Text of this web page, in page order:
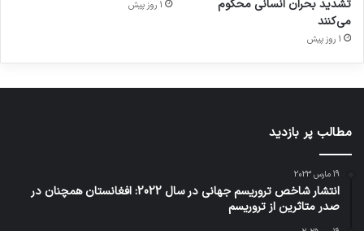
تشدید بحران انسانی محکوم
می‌کنند
1 روز پیش
1 روز پیش
مطالب پر بازدید
19 مارس 2023
انتشار شاخص تروریسم جهانی در سال 2022: افغانستان همچنان در
صدر متاثرین از تروریسم